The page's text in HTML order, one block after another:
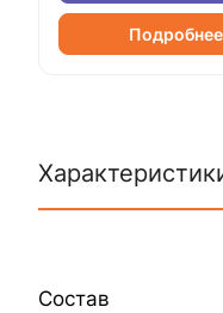
Подробнее
Состав